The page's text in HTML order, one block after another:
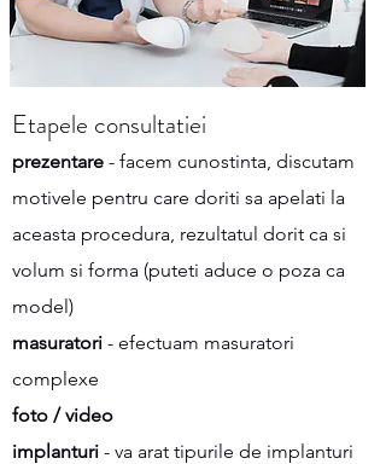
Etapele consultatiei
prezentare - facem cunostinta, discutam
motivele pentru care doriti sa apelati la
aceasta procedura, rezultatul dorit ca si
volum si forma (puteti aduce o poza ca
model)
masuratori - efectuam masuratori
complexe
foto / video
implanturi - va arat tipurile de implanturi